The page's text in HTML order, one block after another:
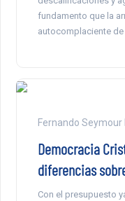
fundamento que la
autocomplaciente de
Fernando Seymour
Democracia
diferencias
Con el presupuesto